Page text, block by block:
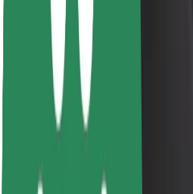
Vztahy s investory
Vedení
Značka
Média
Městský fond
Bezpečnost cestujících